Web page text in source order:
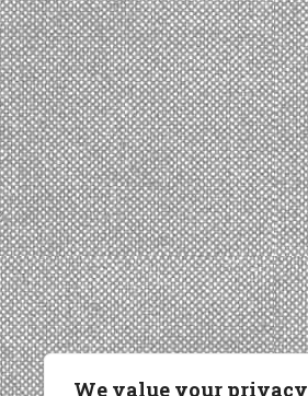
We value your privacy